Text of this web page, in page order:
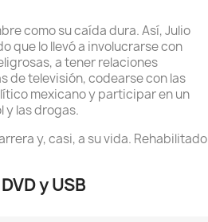
como su caída dura. Así, Julio
que lo llevó a involucrarse con
a tener relaciones
de televisión, codearse con las
mexicano y participar en un
y las drogas.
y, casi, a su vida. Rehabilitado
y USB